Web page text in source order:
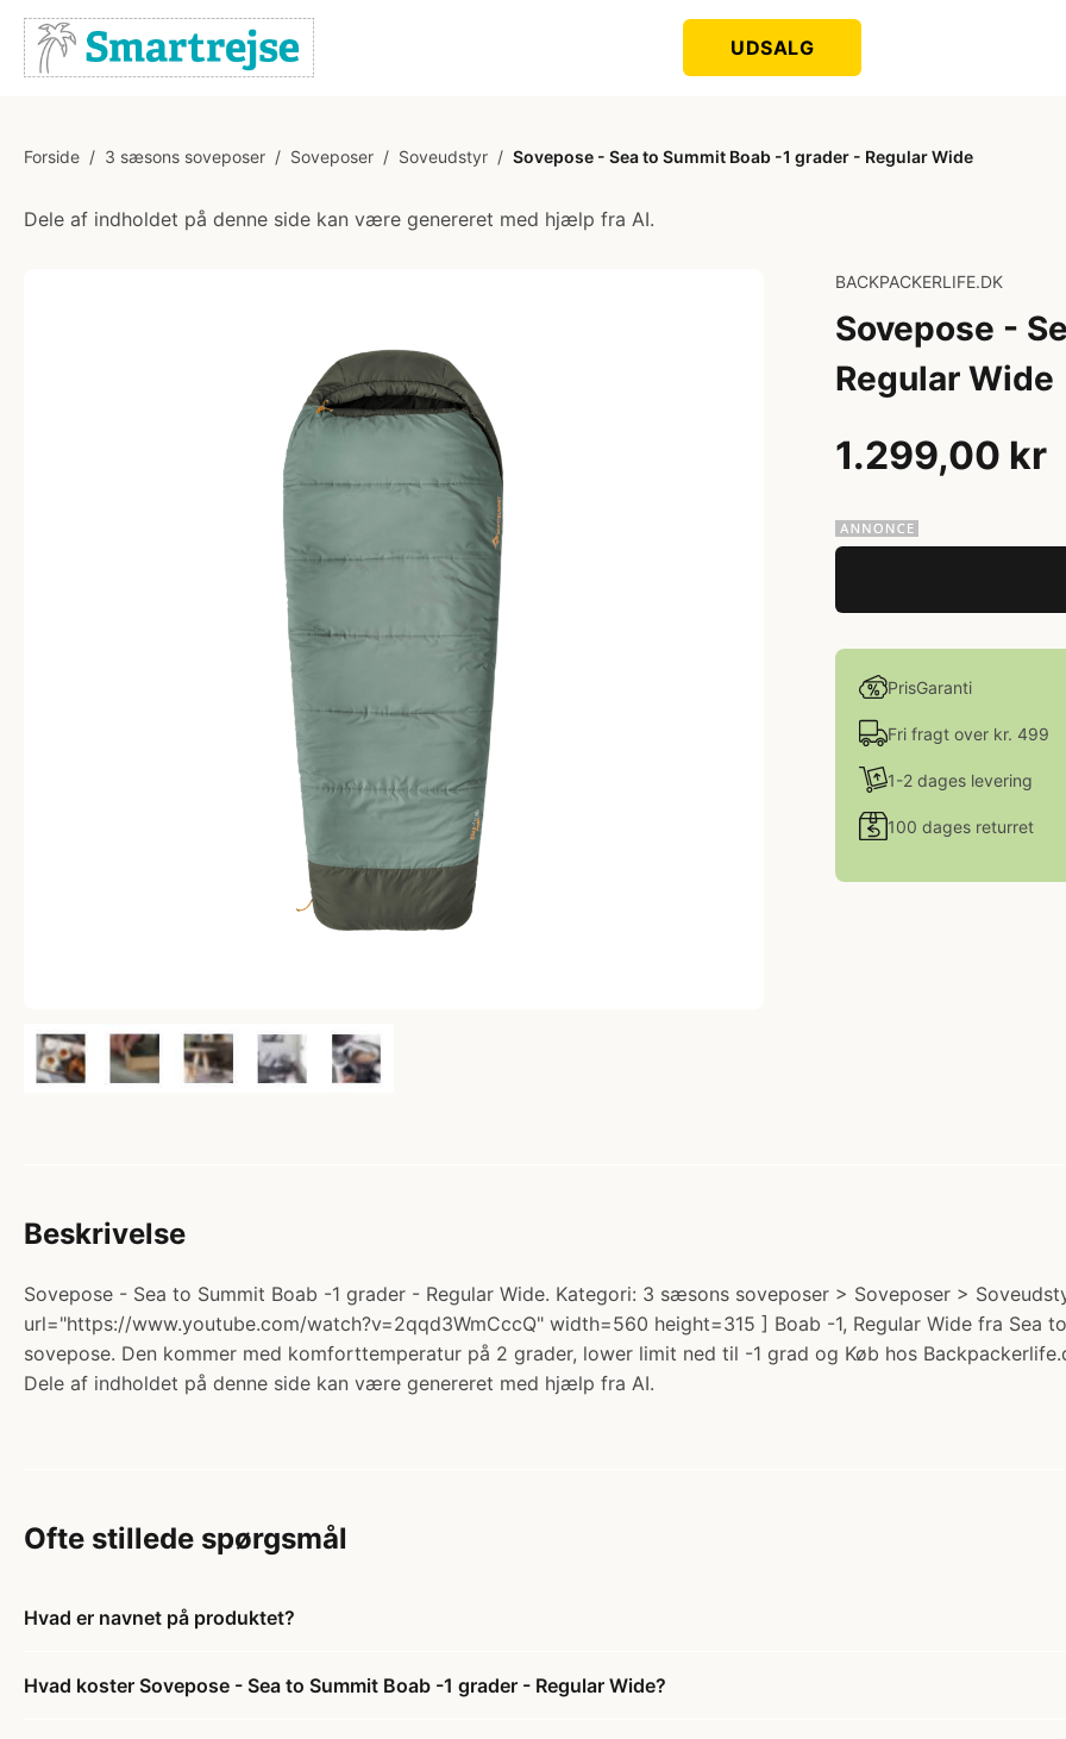
UDSALG
Forside / 3 sæsons soveposer / Soveposer / Soveudstyr / Sovepose - Sea to Summit Boab -1 grader - Regular Wide
Dele af indholdet på denne side kan være genereret med hjælp fra AI.
BACKPACKERLIFE.DK
Sovepose -
Regular Wide
1.299,00 kr
PrisGaranti
Fri fragt over kr. 499
1-2 dages levering
100 dages returret
Beskrivelse
Sovepose - Sea to Summit Boab -1 grader - Regular Wide. Kategori: 3 sæsons soveposer > Soveposer >
url="https://www.youtube.com/watch?v=2qqd3WmCccQ" width=560 height=315 ] Boab -1, Regular Wide fra Sea
sovepose. Den kommer med komforttemperatur på 2 grader, lower limit ned til -1 grad og Køb hos
Dele af indholdet på denne side kan være genereret med hjælp fra AI.
Ofte stillede spørgsmål
Hvad er navnet på produktet?
Hvad koster Sovepose - Sea to Summit Boab -1 grader - Regular Wide?